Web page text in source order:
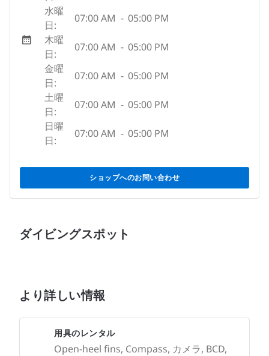
水曜
日:
07:00 AM - 05:00 PM
木曜
日:
07:00 AM - 05:00 PM
金曜
日:
07:00 AM - 05:00 PM
土曜
日:
07:00 AM - 05:00 PM
日曜
日:
07:00 AM - 05:00 PM
ショップへのお問い合わせ
ダイビングスポット
より詳しい情報
用具のレンタル
Open-heel fins, Compass, カメラ, BCD,